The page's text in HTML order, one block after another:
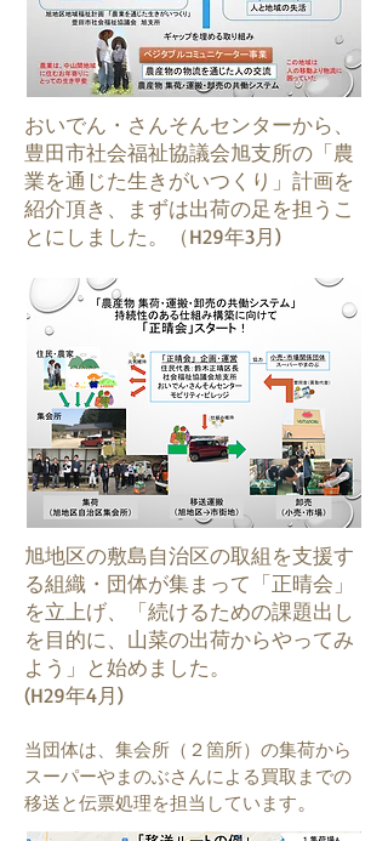
おいでん・さんそんセンターから、
豊田市社会福祉協議会旭支所の「農
業を通じた生きがいつくり」計画を
紹介頂き、まずは出荷の足を担うこ
とにしました。（H29年3月)
旭地区の敷島自治区の取組を支援す
る組織・団体が集まって「正晴会」
を立上げ、「続けるための課題出し
を目的に、山菜の出荷からやってみ
よう」と始めました。
(H29年4月)
当団体は、集会所（２箇所）の集荷から
スーパーやまのぶさんによる買取までの
移送と伝票処理を担当しています。